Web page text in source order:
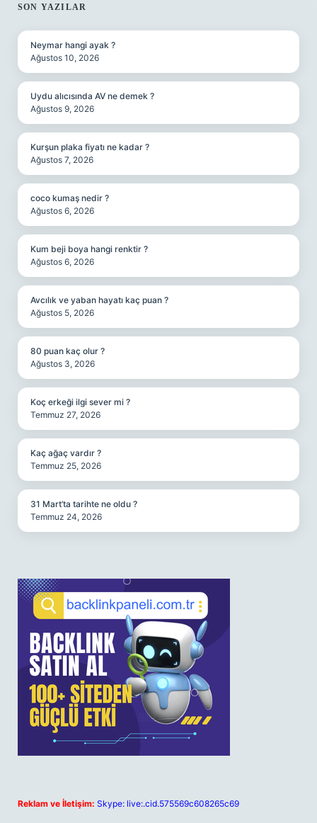
SIDEBAR
SON YAZILAR
Neymar hangi ayak ?
Ağustos 10, 2026
Uydu alıcısında AV ne demek ?
Ağustos 9, 2026
Kurşun plaka fiyatı ne kadar ?
Ağustos 7, 2026
coco kumaş nedir ?
Ağustos 6, 2026
Kum beji boya hangi renktir ?
Ağustos 6, 2026
Avcılık ve yaban hayatı kaç puan ?
Ağustos 5, 2026
80 puan kaç olur ?
Ağustos 3, 2026
Koç erkeği ilgi sever mi ?
Temmuz 27, 2026
Kaç ağaç vardır ?
Temmuz 25, 2026
31 Mart’ta tarihte ne oldu ?
Temmuz 24, 2026
Reklam ve İletişim: Skype: live:.cid.575569c608265c69